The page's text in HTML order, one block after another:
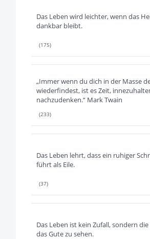
Das Leben wird leichter, wenn das
dankbar bleibt.
(175)
„Immer wenn du dich in der Masse
wiederfindest, ist es Zeit,
nachzudenken.“ Mark Twain
(233)
Das Leben lehrt, dass ein ruhiger
führt als Eile.
(37)
Das Leben ist kein Zufall, sondern
das Gute zu sehen.